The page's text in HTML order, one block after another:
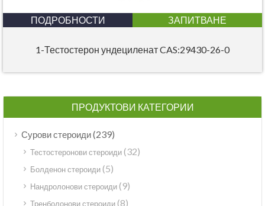
ПОДРОБНОСТИ ЗАПИТВАНЕ
1-Тестостерон ундециленат CAS:29430-26-0
ПРОДУКТОВИ КАТЕГОРИИ
Сурови стероиди(239)
Тестостеронови стероиди(32)
Болденон стероиди(5)
Нандролонови стероиди(9)
Тренболонови стероиди(8)